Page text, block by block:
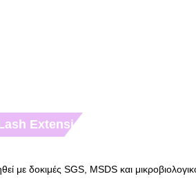
Extensions:
με δοκιμές SGS, MSDS και